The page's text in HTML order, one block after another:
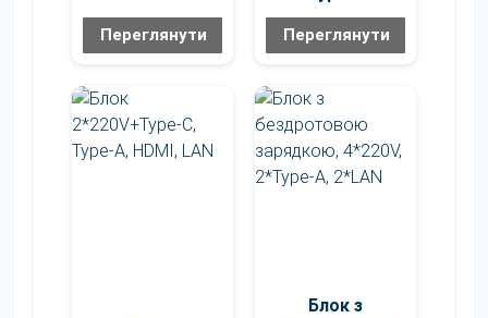
Переглянути Переглянути
Блок з